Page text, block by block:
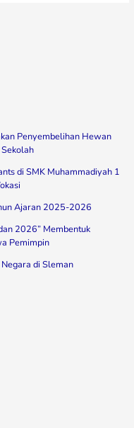
Penyembelihan Hewan
di SMK Muhammadiyah 1
Ajaran 2025-2026
2026” Membentuk
Pemimpin
di Sleman